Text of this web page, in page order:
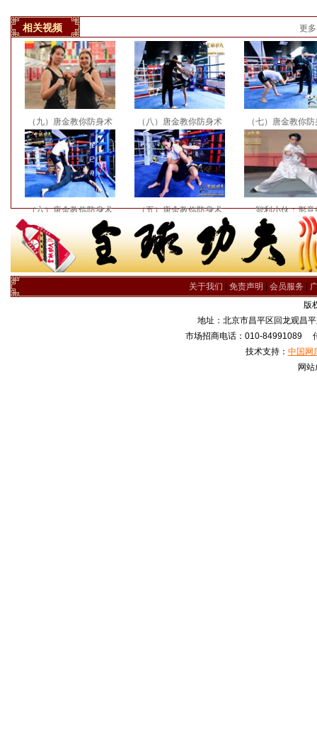
相关视频 更
（九）唐金教你防身术 （八）唐金教你防身术 （七）唐金教你
（六）唐金教你防身术 （五）唐金教你防身术 智利小伙：形意
关于我们 免责声明 会员服务
版
地址：北京市昌平区回龙观昌
市场招商电话：010-84991089
技术支持： 中国网
网